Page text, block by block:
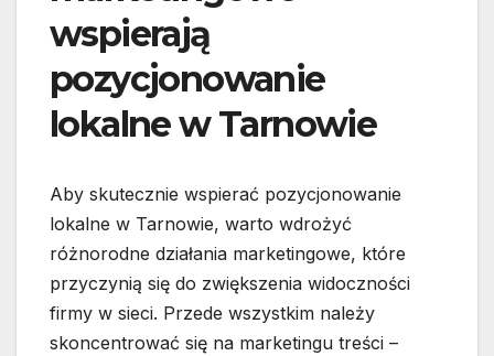
wspierają
pozycjonowanie
lokalne w Tarnowie
Aby skutecznie wspierać pozycjonowanie
lokalne w Tarnowie, warto wdrożyć
różnorodne działania marketingowe, które
przyczynią się do zwiększenia widoczności
firmy w sieci. Przede wszystkim należy
skoncentrować się na marketingu treści –